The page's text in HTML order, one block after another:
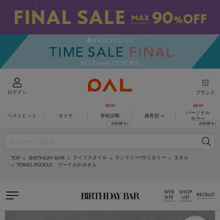
ログイン ブランド
ベストヒット オトナ 骨格診断 身長別
パーソナル
カラー
TOP BIRTHDAY BAR ライフスタイル ランドリー/サニタリー
タオル
TOWEL POODLE プードルのタオル